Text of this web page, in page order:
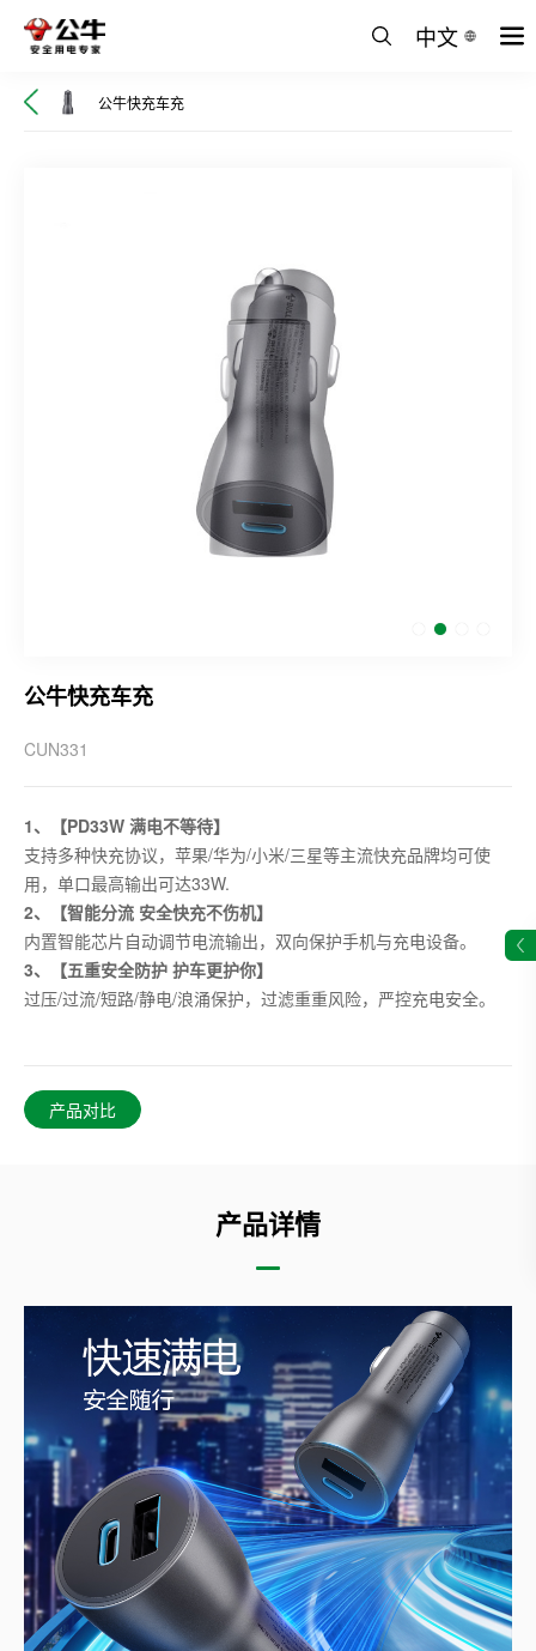
中文
公牛快充车充
公牛快充车充
CUN331
1、【PD33W 满电不等待】
支持多种快充协议，苹果/华为/小米/三星等主流快充品牌均可使
用，单口最高输出可达33W.
2、【智能分流 安全快充不伤机】
内置智能芯片自动调节电流输出，双向保护手机与充电设备。
3、【五重安全防护 护车更护你】
过压/过流/短路/静电/浪涌保护，过滤重重风险，严控充电安全。
产品对比
产品详情